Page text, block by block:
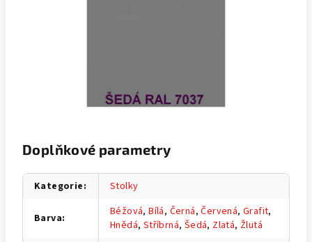
Doplňkové parametry
Kategorie: Stolky
Barva: Béžová,Bílá, Černá,Červená,Grafit,
Hnědá, Stříbrná, Šedá, Zlatá, Žlutá